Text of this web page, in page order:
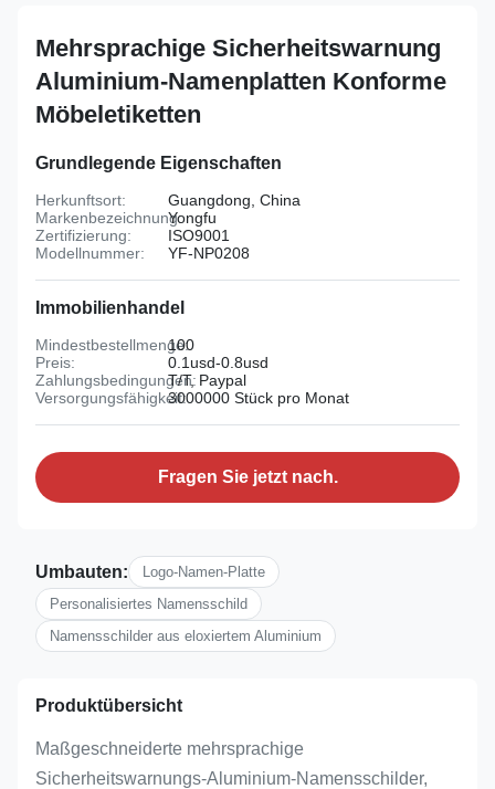
Mehrsprachige Sicherheitswarnung
Aluminium-Namenplatten Konforme
Möbeletiketten
Grundlegende Eigenschaften
Herkunftsort:
Guangdong, China
Markenbezeichnung:Yongfu
Zertifizierung:
ISO9001
Modellnummer:
YF-NP0208
Immobilienhandel
Mindestbestellmenge:
100
Preis:
0.1usd-0.8usd
Zahlungsbedingungen:T/T, Paypal
Versorgungsfähigkeit:3000000 Stück pro Monat
Fragen Sie jetzt nach.
Umbauten:
Logo-Namen-Platte
Personalisiertes Namensschild
Namensschilder aus eloxiertem Aluminium
Produktübersicht
Maßgeschneiderte mehrsprachige
Sicherheitswarnungs-Aluminium-Namensschilder,